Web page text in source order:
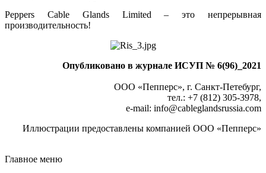
Peppers Cable Glands Limited – это непрерывная
производительность!
Опубликовано в журнале ИСУП № 6(96)_2021
ООО «Пепперс», г. Санкт-Петебург,
тел.: +7 (812) 305-3978,
e-mail: info@cableglandsrussia.com
Иллюстрации предоставлены компанией ООО «Пепперс»
Главное меню